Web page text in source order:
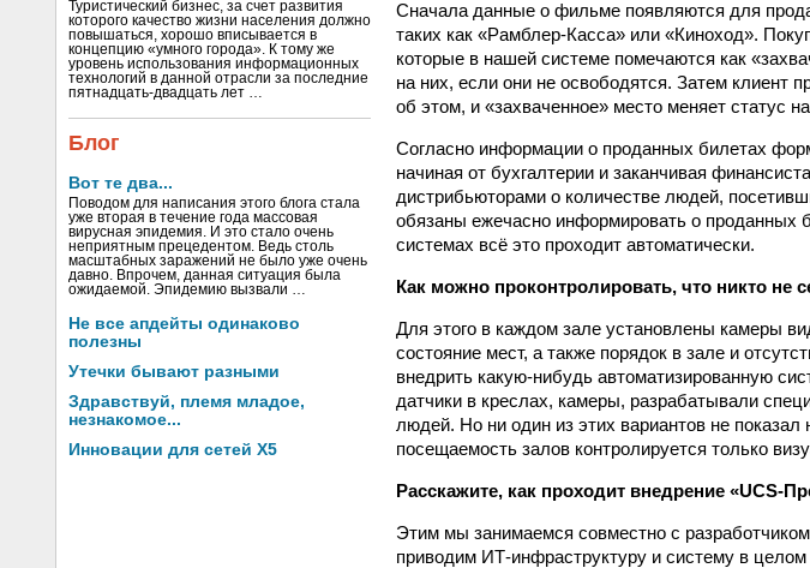
Туристический бизнес, за счет развития
которого качество жизни населения должно
повышаться, хорошо вписывается в
концепцию «умного города». К тому же
уровень использования информационных
технологий в данной отрасли за последние
пятнадцать-двадцать лет …
Блог
Вот те два...
Поводом для написания этого блога стала
уже вторая в течение года массовая
вирусная эпидемия. И это стало очень
неприятным прецедентом. Ведь столь
масштабных заражений не было уже очень
давно. Впрочем, данная ситуация была
ожидаемой. Эпидемию вызвали …
Не все апдейты одинаково
полезны
Утечки бывают разными
Здравствуй, племя младое,
незнакомое...
Инновации для сетей X5
Сначала данные о фильме появляются для
таких как «Рамблер-Касса» или «Киноход».
которые в нашей системе помечаются как
на них, если они не освободятся. Затем
об этом, и «захваченное» место меняет статус
Согласно информации о проданных билетах
начиная от бухгалтерии и заканчивая
дистрибьюторами о количестве людей,
обязаны ежечасно информировать о
системах всё это проходит автоматически.
Как можно проконтролировать, что никто не
Для этого в каждом зале установлены камеры
состояние мест, а также порядок в зале и
внедрить какую-нибудь автоматизированную
датчики в креслах, камеры, разрабатывали
людей. Но ни один из этих вариантов не
посещаемость залов контролируется только
Расскажите, как проходит внедрение «UCS-
Этим мы занимаемся совместно с
приводим ИТ-инфраструктуру и систему в